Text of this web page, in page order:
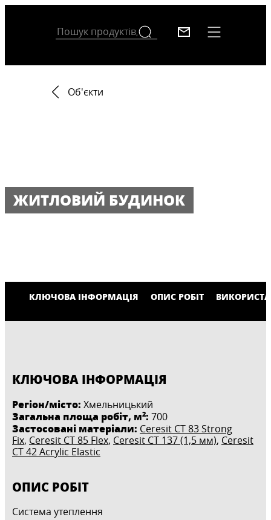
Об'єкти
ЖИТЛОВИЙ БУДИНОК
КЛЮЧОВА ІНФОРМАЦІЯ ОПИС РОБІТ
КЛЮЧОВА ІНФОРМАЦІЯ
Регіон/місто: Хмельницький
Загальна площа робіт, м2: 700
Застосовані матеріали: Ceresit CT 83 Strong
Fix, Ceresit CT 85 Flex, Ceresit CT 137 (1,5 мм), Ceresit
CT 42 Acrylic Elastic
ОПИС РОБІТ
Система утеплення